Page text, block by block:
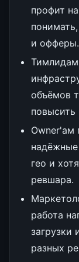
профит
и офферы.
объёмов
повысить
Owner'ам
гео и
ревшара.
работа
загрузки
разных